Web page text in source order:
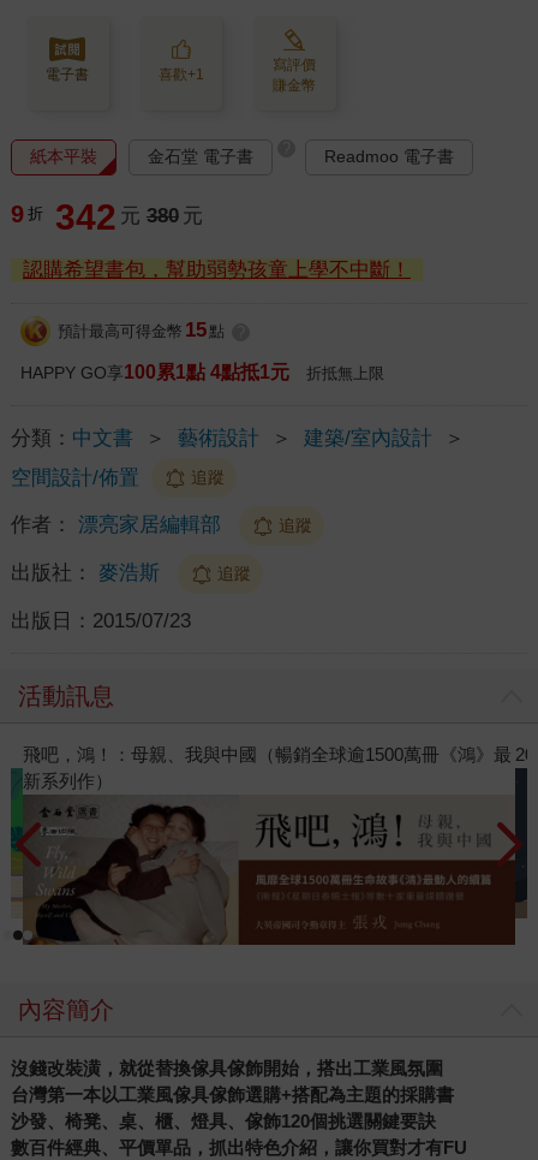
電子書 喜歡+1
寫評價
賺金幣
紙本平裝 金石堂 電子書 Readmoo 電子書
9 折 342 元 380 元
認購希望書包，幫助弱勢孩童上學不中斷！
預計最高可得金幣 15 點
HAPPY GO享100累1點 4點抵1元 折抵無上限
分類： 中文書 ＞ 藝術設計 ＞ 建築/室內設計
＞
空間設計/佈置
追蹤
作者： 漂亮家居編輯部 追蹤
出版社： 麥浩斯 追蹤
出版日： 2015/07/23
活動訊息
2026年8月金石堂強力推薦
內容簡介
沒錢改裝潢，就從替換傢具傢飾開始，搭出工業風氛圍
台灣第一本以工業風傢具傢飾選購+搭配為主題的採購書
沙發、椅凳、桌、櫃、燈具、傢飾120個挑選關鍵要訣
數百件經典、平價單品，抓出特色介紹，讓你買對才有FU